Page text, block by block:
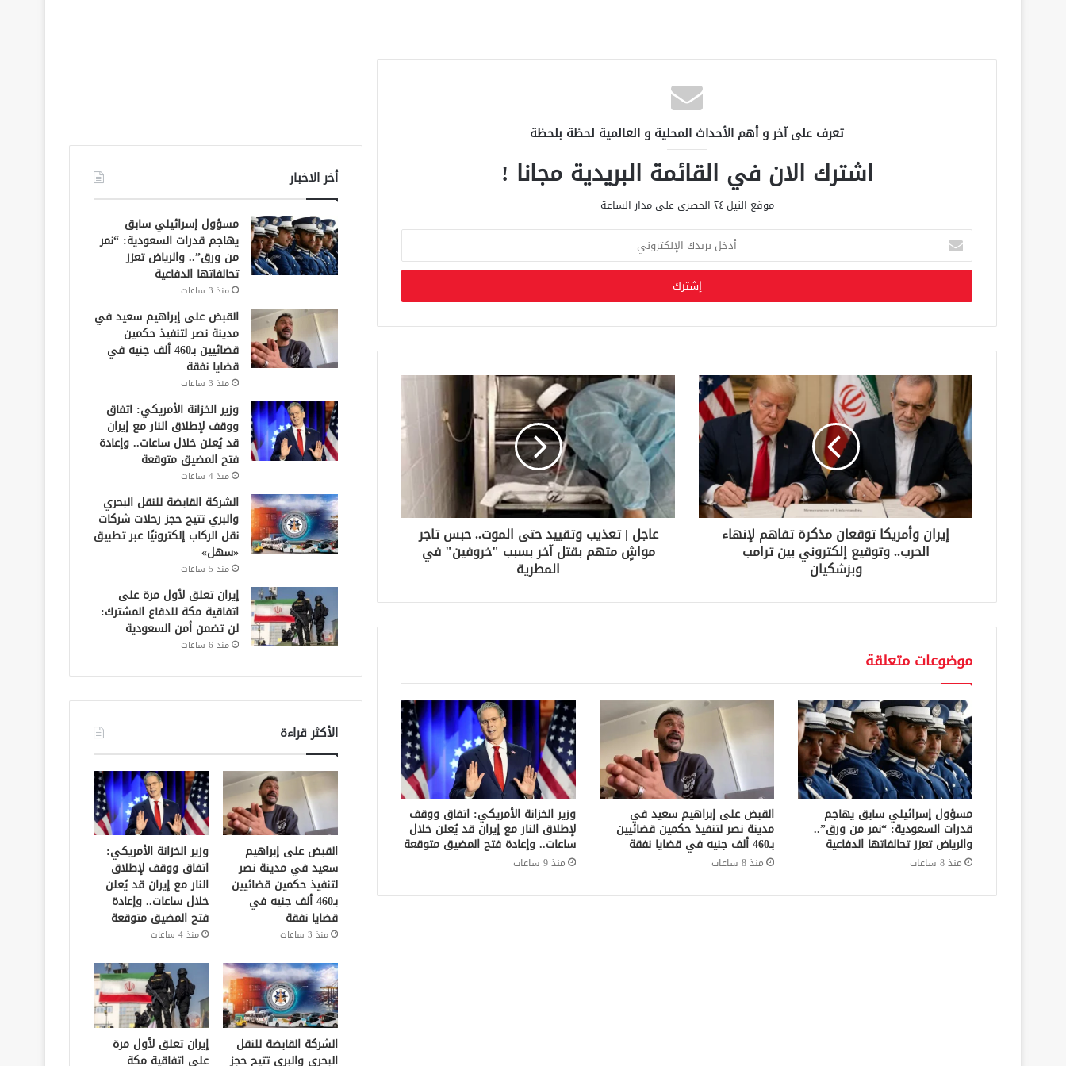
تعرف على آخر و أهم الأحداث المحلية و العالمية لحظة بلحظة
اشترك الان في القائمة البريدية مجانا !
موقع النيل ٢٤ الحصري علي مدار الساعة
خ
ب
د
ك
ا
ل
إ
ل
ك
ت
و
ن
إيران وأمريكا توقعان مذكرة تفاهم لإنهاء
الحرب.. وتوقيع إلكتروني بين ترامب
وبزشكيان
عاجل | تعذيب وتقييد حتى الموت.. حبس تاجر
مواشٍ متهم بقتل آخر بسبب "خروفين" في
المطرية
موضوعات متعلقة
مسؤول إسرائيلي سابق يهاجم
قدرات السعودية: “نمر من ورق”..
والرياض تعزز تحالفاتها الدفاعية
منذ 8 ساعات
القبض على إبراهيم سعيد في
مدينة نصر لتنفيذ حكمين قضائيين
بـ460 ألف جنيه في قضايا نفقة
منذ 8 ساعات
وزير الخزانة الأمريكي: اتفاق ووقف
لإطلاق النار مع إيران قد يُعلن خلال
ساعات.. وإعادة فتح المضيق متوقعة
منذ 9 ساعات
أخر الاخبار
مسؤول إسرائيلي سابق
يهاجم قدرات السعودية: “نمر
من ورق”.. والرياض تعزز
تحالفاتها الدفاعية
منذ 3 ساعات
القبض على إبراهيم سعيد في
مدينة نصر لتنفيذ حكمين
قضائيين بـ460 ألف جنيه في
قضايا نفقة
منذ 3 ساعات
وزير الخزانة الأمريكي: اتفاق
ووقف لإطلاق النار مع إيران
قد يُعلن خلال ساعات.. وإعادة
فتح المضيق متوقعة
منذ 4 ساعات
الشركة القابضة للنقل البحري
والبري تتيح حجز رحلات شركات
نقل الركاب إلكترونيًا عبر تطبيق
«سهل»
منذ 5 ساعات
إيران تعلق لأول مرة على
اتفاقية مكة للدفاع المشترك:
لن تضمن أمن السعودية
منذ 6 ساعات
الأكثر قراءة
القبض على إبراهيم
سعيد في مدينة نصر
لتنفيذ حكمين قضائيين
بـ460 ألف جنيه في
قضايا نفقة
منذ 3 ساعات
وزير الخزانة الأمريكي:
اتفاق ووقف لإطلاق
النار مع إيران قد يُعلن
خلال ساعات.. وإعادة
فتح المضيق متوقعة
منذ 4 ساعات
الشركة القابضة للنقل
البحري والبري تتيح حجز
إيران تعلق لأول مرة
على اتفاقية مكة